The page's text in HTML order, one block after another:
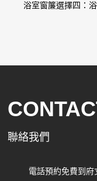
浴室窗簾選擇四：
聯絡我們
電話預約免費到府